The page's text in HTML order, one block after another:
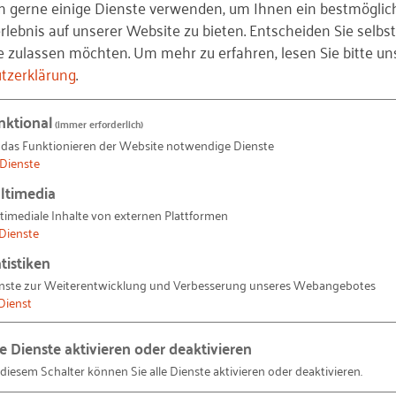
auf die zahlreichen digitalen Angebote der
1920, also vor über 100 Jahren erschienen. Aber wir
Abo-Fachzeitschrift wissenschaftlich begutachtete
gerne einige Dienste verwenden, um Ihnen ein
auf unserer Website zu bieten. Entscheiden Sie
zulassen möchten.Um mehr zu erfahren, lesen Sie bitte
.
(immer erforderlich)
Funktionieren der Website notwendige Dienste
Dienste
Inhalte von externen Plattformen
Dienste
zur Weiterentwicklung und Verbesserung unseres Webangebotes
Dienste aktivieren oder deaktivieren
Schalter können Sie alle Dienste aktivieren oder deaktivieren.